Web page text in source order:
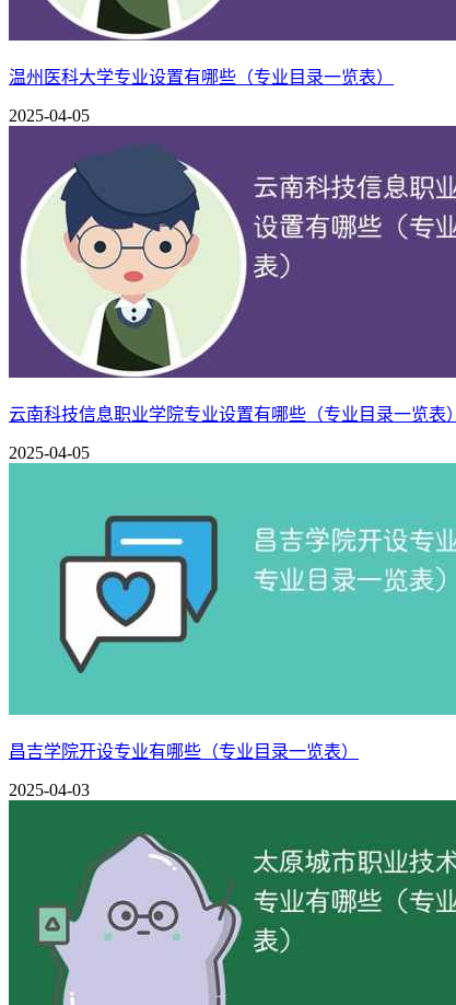
外国语学院
应用英语
应用外语
应用泰语
小学英语教育
经济与管理学院
保险实务
大数据与会计
市场营销
跨境电子商务
商务数据分析与应用
现代物流管理
艺术学院
艺术设计
工艺美术品设计
美术教育
民族传统体育
教育学院
小学数学教育
心理健康教育
温州医科大学专业设置有哪些（专业目录一览表）
2025-04-05
云南科技信息职业学院专业设置有哪些（专业目录一览表）
2025-04-05
昌吉学院开设专业有哪些（专业目录一览表）
2025-04-03